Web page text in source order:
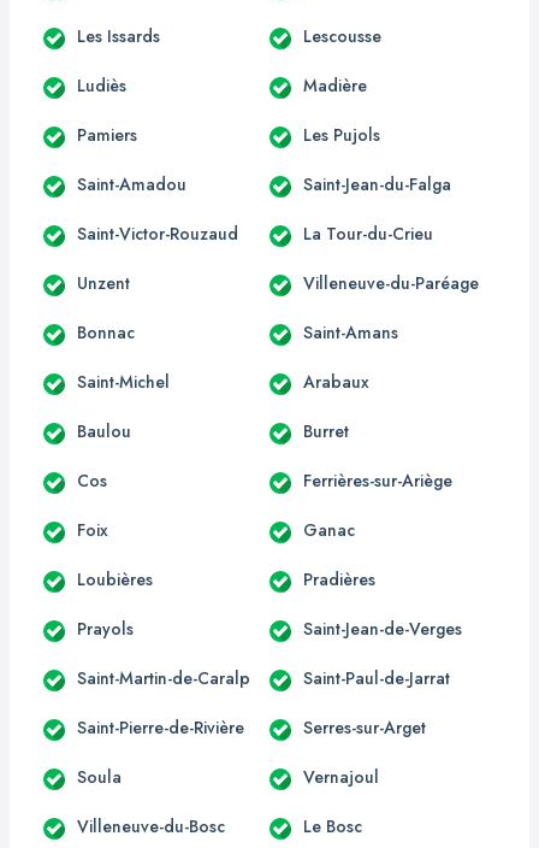
Les Issards Lescousse
Ludiès Madière
Pamiers Les Pujols
Saint-Amadou Saint-Jean-du-Falga
Saint-Victor-Rouzaud La Tour-du-Crieu
Unzent Villeneuve-du-Paréage
Bonnac Saint-Amans
Saint-Michel Arabaux
Baulou Burret
Cos Ferrières-sur-Ariège
Foix Ganac
Loubières Pradières
Prayols Saint-Jean-de-Verges
Saint-Martin-de-Caralp Saint-Paul-de-Jarrat
Saint-Pierre-de-Rivière Serres-sur-Arget
Soula Vernajoul
Villeneuve-du-Bosc Le Bosc